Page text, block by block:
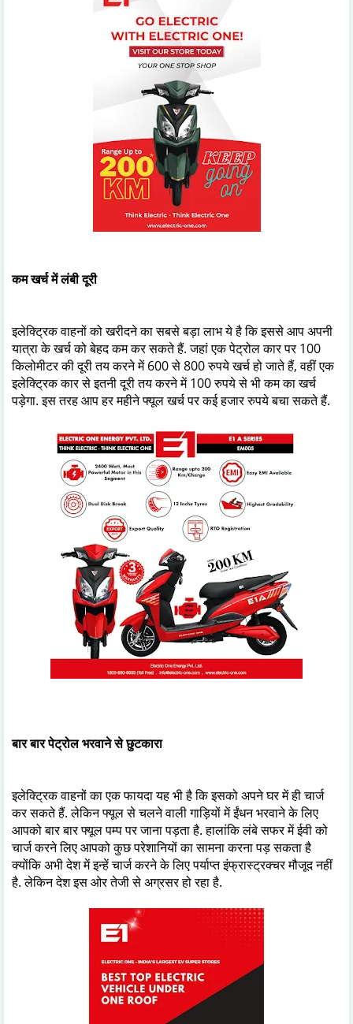
कम खर्च में लंबी दूरी
इलेक्ट्रिक वाहनों को खरीदने का सबसे बड़ा लाभ ये है कि इससे आप अपनी
यात्रा के खर्च को बेहद कम कर सकते हैं. जहां एक पेट्रोल कार पर 100
किलोमीटर की दूरी तय करने में 600 से 800 रुपये खर्च हो जाते हैं, वहीं एक
इलेक्ट्रिक कार से इतनी दूरी तय करने में 100 रुपये से भी कम का खर्च
पड़ेगा. इस तरह आप हर महीने फ्यूल खर्च पर कई हजार रुपये बचा सकते हैं.
बार बार पेट्रोल भरवाने से छुटकारा
इलेक्ट्रिक वाहनों का एक फायदा यह भी है कि इसको अपने घर में ही चार्ज
कर सकते हैं. लेकिन फ्यूल से चलने वाली गाड़ियों में ईंधन भरवाने के लिए
आपको बार बार फ्यूल पम्प पर जाना पड़ता है. हालांकि लंबे सफर में ईवी को
चार्ज करने लिए आपको कुछ परेशानियों का सामना करना पड़ सकता है
क्योंकि अभी देश में इन्हें चार्ज करने के लिए पर्याप्त इंफ्रास्ट्रक्चर मौजूद नहीं
है. लेकिन देश इस ओर तेजी से अग्रसर हो रहा है.